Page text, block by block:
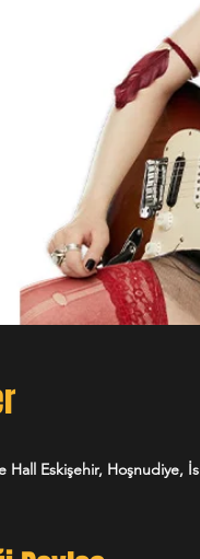
Hall Eskişehir, Hoşnudiye,